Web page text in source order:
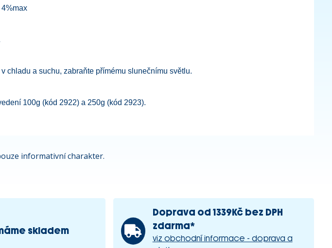
chladu a suchu, zabraňte přímému slunečnímu světlu.
100g (kód 2922) a 250g (kód 2923).
informativní charakter.
skladem
Doprava od 1339Kč bez DPH
zdarma*
viz obchodní informace - doprava a